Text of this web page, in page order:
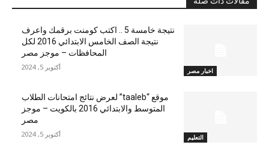
اخبار مصر
نتيجة خامسة 5 .. اكتب كومنت برقمك واعرف
نتيجة الصف الخامس الابتدائي 2016 لكل
المحافظات – موجز مصر
أكتوبر 5, 2024
التعليم
موقع “taaleb” لعرض نتائج امتحانات الطلاب
المتوسط والابتدائي 2016 بالكويت – موجز
مصر
أكتوبر 5, 2024